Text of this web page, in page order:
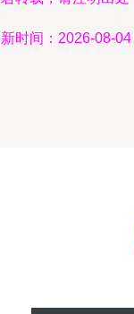
时间：2026-08-